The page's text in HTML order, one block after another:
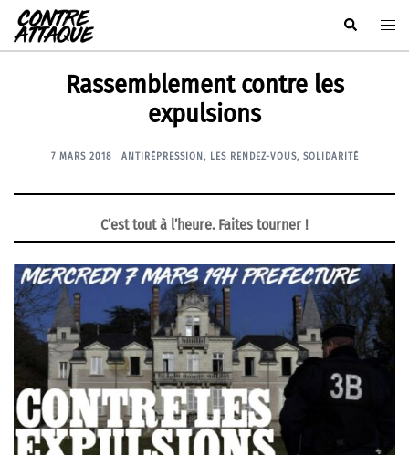
Aller
au
contenu
Rechercher
Rassemblement contre les
expulsions
7 MARS 2018 ANTIRÉPRESSION , LES RENDEZ-VOUS, SOLIDARITÉ
C’est tout à l’heure. Faites tourner !